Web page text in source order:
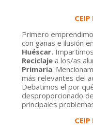
Primero
con ganas e ilusión
Huéscar.
Reciclajea los/as
Primaria.
más relevantes del
Debatimos el por
desproporcionado
principales prob